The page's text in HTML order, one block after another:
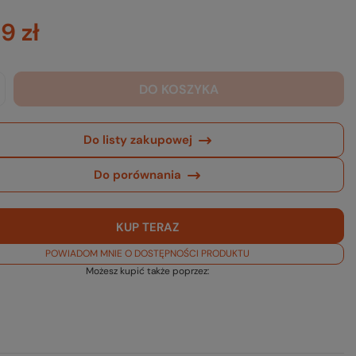
zł
DO KOSZYKA
Do listy zakupowej
Do porównania
KUP TERAZ
POWIADOM MNIE O DOSTĘPNOŚCI PRODUKTU
Możesz kupić także poprzez: